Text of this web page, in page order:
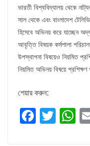
ভারতী বিশ্ববিদ্যালয় থেকে
সাল থেকে এবং বাংলাদেশ
হিসেবে অভিনয় করে যাচ্ছেন
আবৃত্তি বিষয়ক কর্মশালা
উপস্থাপনা বিষয়েও নিয়মিত
নিয়মিত অভিনয় বিষয়ে
শেয়ার করুন:
F
T
W